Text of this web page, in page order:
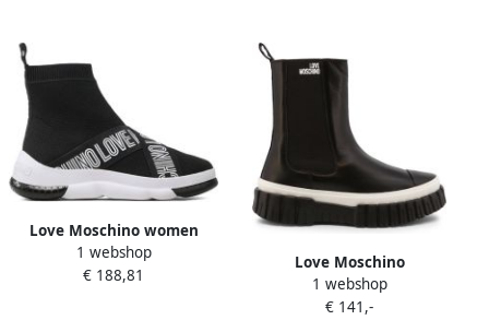
Love Moschino women
shoes high top trainers
sneakers Zwart Dames
1 webshop
€ 188,81
Love Moschino
Regenlaarzen
Sneakerd.gomma55 vit.nero
1 webshop
€ 141,-